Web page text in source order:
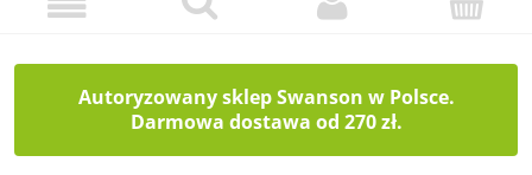
Autoryzowany sklep Swanson w Polsce.
Darmowa dostawa od 270 zł.